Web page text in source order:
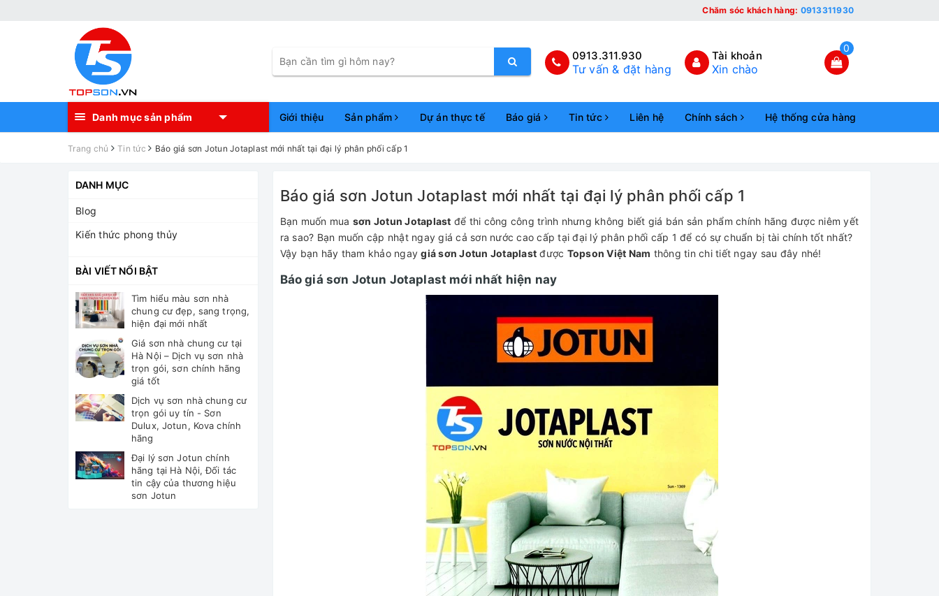
Chăm sóc khách hàng: 0913311930
0913.311.930
Tư vấn & đặt hàng
Tài khoản
Xin chào
0
Danh mục sản phẩm Giới thiệu Sản phẩm Dự án thực tế Báo giá Tin tức Liên hệ Chính sách Hệ thống cửa hàng
Trang chủ Tin tức Báo giá sơn Jotun Jotaplast mới nhất tại đại lý phân phối cấp 1
Báo giá sơn Jotun Jotaplast mới nhất tại đại lý phân phối cấp 1
Bạn muốn mua sơn Jotun Jotaplast để thi công công trình nhưng không biết giá bán sản phẩm chính hãng được niêm yết
ra sao? Bạn muốn cập nhật ngay giá cả sơn nước cao cấp tại đại lý phân phối cấp 1 để có sự chuẩn bị tài chính tốt nhất?
Vậy bạn hãy tham khảo ngaygiá sơn Jotun Jotaplast được Topson Việt Nam thông tin chi tiết ngay sau đây nhé!
Báo giá sơn Jotun Jotaplast mới nhất hiện nay
DANH MỤC
Blog
Kiến thức phong thủy
BÀI VIẾT NỔI BẬT
Tìm hiểu màu sơn nhà
chung cư đẹp, sang trọng,
hiện đại mới nhất
Giá sơn nhà chung cư tại
Hà Nội – Dịch vụ sơn nhà
trọn gói, sơn chính hãng
giá tốt
Dịch vụ sơn nhà chung cư
trọn gói uy tín - Sơn
Dulux, Jotun, Kova chính
hãng
Đại lý sơn Jotun chính
hãng tại Hà Nội, Đối tác
tin cậy của thương hiệu
sơn Jotun